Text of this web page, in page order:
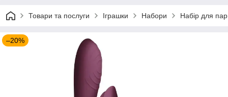
Товари та послуги Іграшки Набори Набір для
–20%